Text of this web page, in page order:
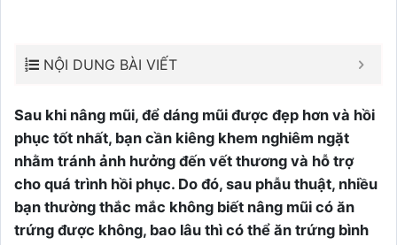
NỘI DUNG BÀI VIẾT
Sau khi nâng mũi, để dáng mũi được đẹp hơn và hồi
phục tốt nhất, bạn cần kiêng khem nghiêm ngặt
nhằm tránh ảnh hưởng đến vết thương và hỗ trợ
cho quá trình hồi phục. Do đó, sau phẫu thuật, nhiều
bạn thường thắc mắc không biết nâng mũi có ăn
trứng được không, bao lâu thì có thể ăn trứng bình